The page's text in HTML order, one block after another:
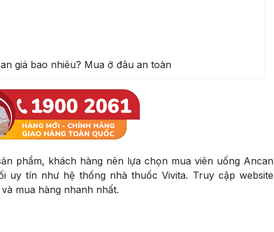
giá bao nhiêu? Mua ở đâu an toàn
phẩm, khách hàng nên lựa chọn mua viên uống Ancan
uy tín như hệ thống nhà thuốc Vivita. Truy cập website
mua hàng nhanh nhất.